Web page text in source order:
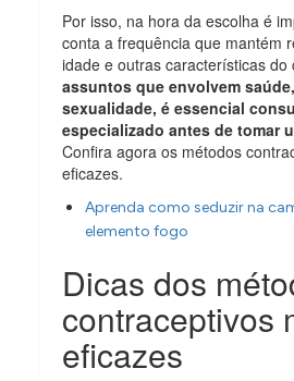
Por isso, na hora da escolha é
conta a frequência que mantém
idade e outras características do
assuntos que envolvem
sexualidade, é essencial
especializado antes de tomar
Confira agora os métodos
eficazes.
Aprenda como seduzir na
elemento fogo
Dicas dos
contraceptivos
eficazes